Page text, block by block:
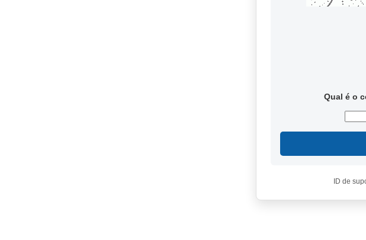
Qual é o
ID de